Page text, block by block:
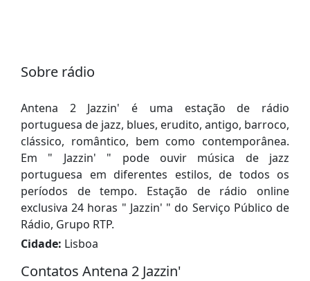
Sobre rádio
Antena 2 Jazzin' é uma estação de rádio
portuguesa de jazz, blues, erudito, antigo, barroco,
clássico, romântico, bem como contemporânea.
Em " Jazzin' " pode ouvir música de jazz
portuguesa em diferentes estilos, de todos os
períodos de tempo. Estação de rádio online
exclusiva 24 horas " Jazzin' " do Serviço Público de
Rádio, Grupo RTP.
Cidade: Lisboa
Contatos Antena 2 Jazzin'